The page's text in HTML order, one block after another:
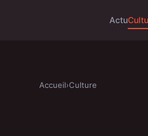
Actu
Accueil›Culture